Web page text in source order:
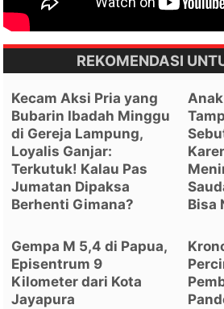
REKOMENDASI
Kecam Aksi Pria yang
Bubarin Ibadah Minggu
di Gereja Lampung,
Loyalis Ganjar:
Terkutuk! Kalau Pas
Jumatan Dipaksa
Berhenti Gimana?
Bisa
Gempa M 5,4 di Papua,
Episentrum 9
Kilometer dari Kota
Jayapura